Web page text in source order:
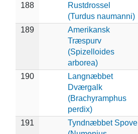
188
Rustdrossel
(Turdus naumanni)
189
Amerikansk
Træspurv
(Spizelloides
arborea)
190
Langnæbbet
Dværgalk
(Brachyramphus
perdix)
191
Tyndnæbbet Spove